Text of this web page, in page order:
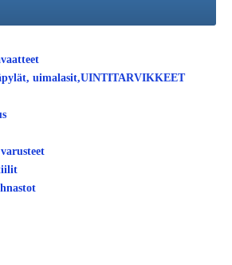
uimalasit,UINTITARVIKKEET